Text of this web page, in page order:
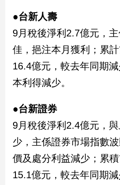
生
建
築/
內
設
計
旅
遊/
食
●台新人壽
9月稅後淨利2.7億元，
佳，挹注本月獲利；累
16.4億元，較去年同期
本利得減少。
●台新證券
9月稅後淨利2.4億元，
少，主係證券市場指數
價及處分利益減少；累
15.1億元，較去年同期